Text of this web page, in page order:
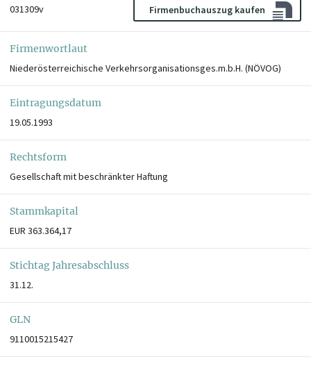
031309v
Firmenbuchauszug kaufen
Firmenwortlaut
Niederösterreichische Verkehrsorganisationsges.m.b.H. (NÖVOG)
Eintragungsdatum
19.05.1993
Rechtsform
Gesellschaft mit beschränkter Haftung
Stammkapital
EUR 363.364,17
Stichtag Jahresabschluss
31.12.
GLN
9110015215427